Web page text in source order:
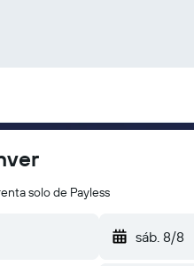
solo de Payless
sáb. 8/8